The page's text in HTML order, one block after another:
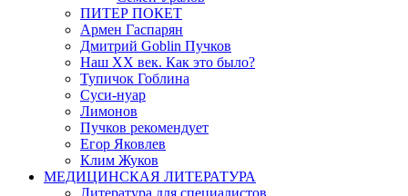
ПИТЕР ПОКЕТ
Армен Гаспарян
Дмитрий Goblin Пучков
Наш XX век. Как это было?
Тупичок Гоблина
Суси-нуар
Лимонов
Пучков рекомендует
Егор Яковлев
Клим Жуков
МЕДИЦИНСКАЯ ЛИТЕРАТУРА
Литература для специалистов